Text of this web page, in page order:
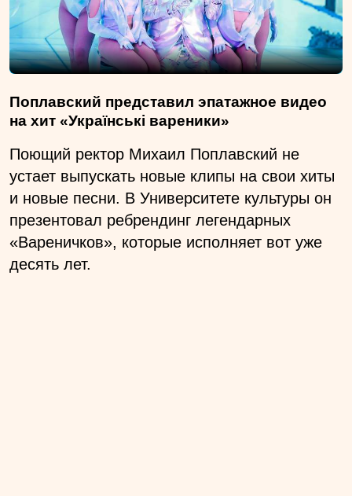
Поплавский представил эпатажное видео
на хит «Українські вареники»
Поющий ректор Михаил Поплавский не
устает выпускать новые клипы на свои хиты
и новые песни. В Университете культуры он
презентовал ребрендинг легендарных
«Вареничков», которые исполняет вот уже
десять лет.